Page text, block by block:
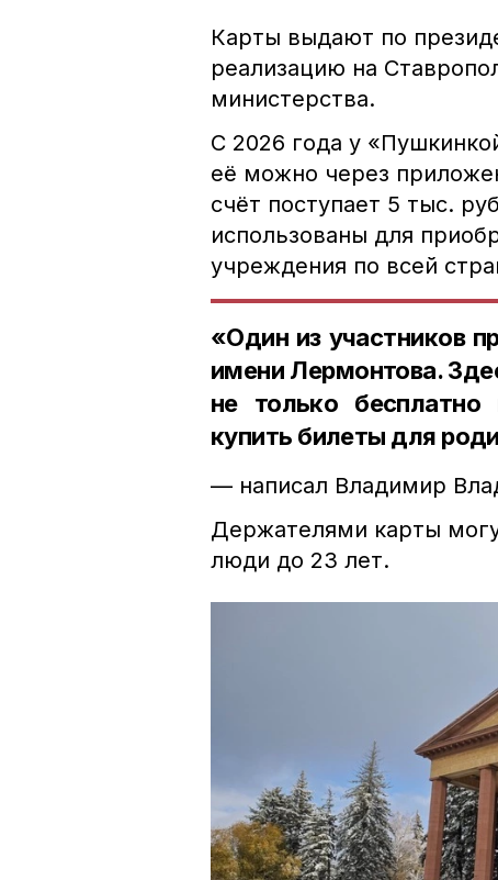
Карты выдают по
реализацию на
министерства.
С 2026 года у
её можно через
счёт поступает 5 тыс.
использованы для
учреждения по всей
«Один из участников
имени Лермонтова.
не только
купить билеты для
— написал Владимир
Держателями карты
люди до 23 лет.